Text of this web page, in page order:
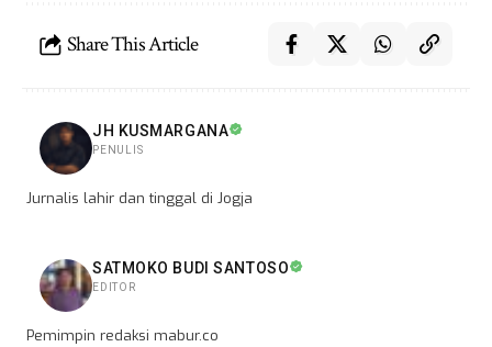
Share This Article
JH KUSMARGANA
PENULIS
Jurnalis lahir dan tinggal di Jogja
SATMOKO BUDI SANTOSO
EDITOR
Pemimpin redaksi mabur.co